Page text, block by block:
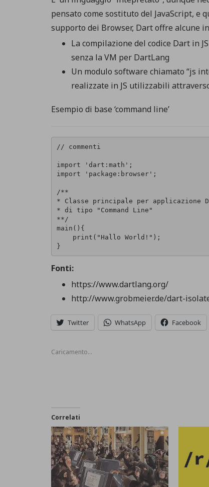
pensato come sostituto del JavaScript,
supporto dei Browser, Dart offre alcune
La compilazione del codice Dart in
senza la VM per DartLang
Un modulo software chiamato “js
realizzate in JS utilizzabili
Esempio di base ‘command line’
// commenti
import 'dart:math';
import 'package:browser';
/**
* Classe principale per applicazione
* di tipo "Command Line"
**/
main(){
Fonti:
https://www.dartlang.org/
http://www.grobmeier.de/dart-
Twitter WhatsApp Facebook
Caricamento...
Correlati